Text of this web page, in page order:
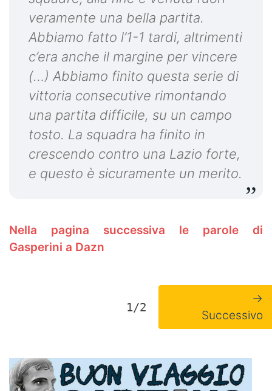
veramente una bella partita.
Abbiamo fatto l’1-1 tardi, altrimenti
c’era anche il margine per vincere
(…) Abbiamo finito questa serie di
vittoria consecutive rimontando
una partita difficile, su un campo
tosto. La squadra ha finito in
crescendo contro una Lazio forte,
e questo è sicuramente un merito.
Nella pagina successiva le parole di
Gasperini a Dazn
1/2
→
Successivo